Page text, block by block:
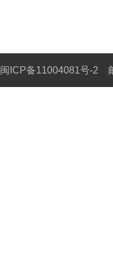
闽ICP备11004081号-2